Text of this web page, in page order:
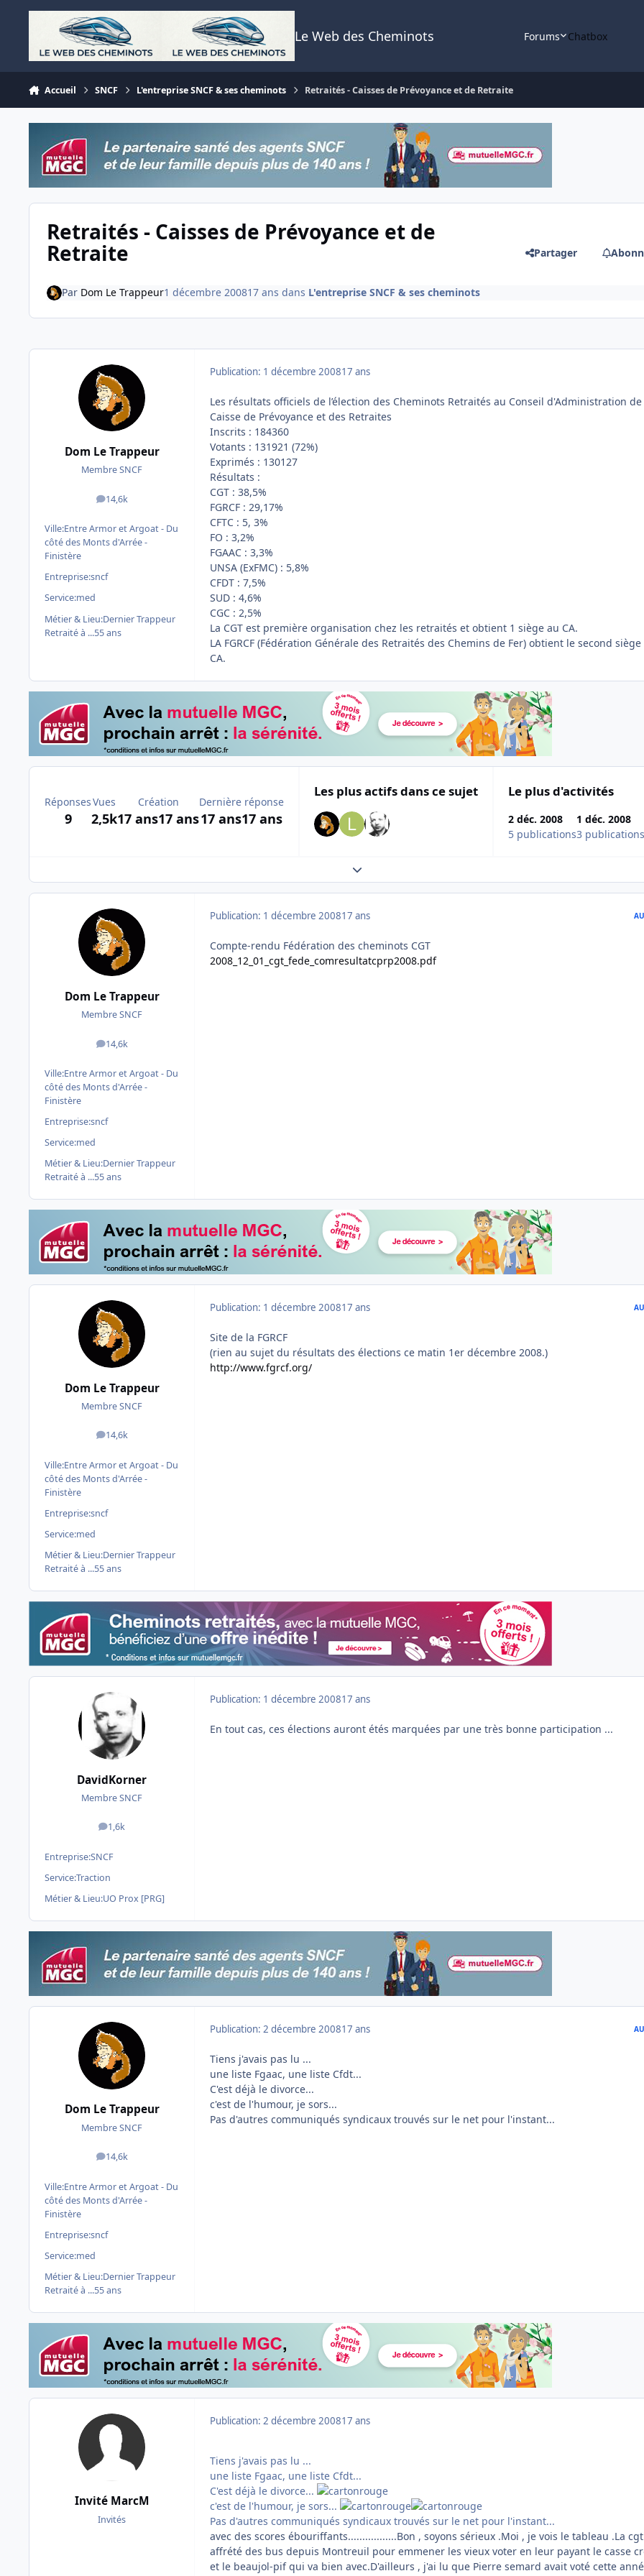
Aller au contenu
Le Web des Cheminots Forums Chatbox
Accueil SNCF L'entreprise SNCF & ses cheminots Retraités - Caisses de Prévoyance et de Retraite
Retraités - Caisses de Prévoyance et de
Retraite Partager
Par Dom Le Trappeur1 décembre 200817 ans dans L'entreprise SNCF & ses cheminots
Dom Le Trappeur
Membre SNCF
14,6k
messages
Ville:Entre Armor et Argoat - Du
côté des Monts d'Arrée -
Finistère
Entreprise:sncf
Service:med
Métier & Lieu:Dernier Trappeur
Retraité à ...55 ans
Publication: 1 décembre 200817 ans
Les résultats officiels de l’élection des Cheminots Retraités au Conseil d'Administration
Caisse de Prévoyance et des Retraites
Inscrits : 184360
Votants : 131921 (72%)
Exprimés : 130127
Résultats :
CGT : 38,5%
FGRCF : 29,17%
CFTC : 5, 3%
FO : 3,2%
FGAAC : 3,3%
UNSA (ExFMC) : 5,8%
CFDT : 7,5%
SUD : 4,6%
CGC : 2,5%
La CGT est première organisation chez les retraités et obtient 1 siège au CA.
LA FGRCF (Fédération Générale des Retraités des Chemins de Fer) obtient le second siège
CA.
Réponses
9
Vues
2,5k
Création
17 ans17 ans
Dernière réponse
17 ans17 ans
Les plus actifs dans ce sujet Le plus d'activités
2 déc. 2008
5 publications
1 déc. 2008
3 publications
Expand topic overview
Dom Le Trappeur
Membre SNCF
14,6k
messages
Ville:Entre Armor et Argoat - Du
côté des Monts d'Arrée -
Finistère
Entreprise:sncf
Service:med
Métier & Lieu:Dernier Trappeur
Retraité à ...55 ans
Publication: 1 décembre 200817 ans
Compte-rendu Fédération des cheminots CGT
2008_12_01_cgt_fede_comresultatcprp2008.pdf
Dom Le Trappeur
Membre SNCF
14,6k
messages
Ville:Entre Armor et Argoat - Du
côté des Monts d'Arrée -
Finistère
Entreprise:sncf
Service:med
Métier & Lieu:Dernier Trappeur
Retraité à ...55 ans
Publication: 1 décembre 200817 ans
Site de la FGRCF
(rien au sujet du résultats des élections ce matin 1er décembre 2008.)
http://www.fgrcf.org/
DavidKorner
Membre SNCF
1,6k
messages
Entreprise:SNCF
Service:Traction
Métier & Lieu:UO Prox [PRG]
Publication: 1 décembre 200817 ans
En tout cas, ces élections auront étés marquées par une très bonne participation ...
Dom Le Trappeur
Membre SNCF
14,6k
messages
Ville:Entre Armor et Argoat - Du
côté des Monts d'Arrée -
Finistère
Entreprise:sncf
Service:med
Métier & Lieu:Dernier Trappeur
Retraité à ...55 ans
Publication: 2 décembre 200817 ans
Tiens j'avais pas lu ...
une liste Fgaac, une liste Cfdt...
C'est déjà le divorce...
c'est de l'humour, je sors...
Pas d'autres communiqués syndicaux trouvés sur le net pour l'instant...
Invité MarcM
Invités
Publication: 2 décembre 200817 ans
Tiens j'avais pas lu ...
une liste Fgaac, une liste Cfdt...
C'est déjà le divorce...
c'est de l'humour, je sors...
Pas d'autres communiqués syndicaux trouvés sur le net pour l'instant...
avec des scores ébouriffants.................Bon , soyons sérieux .Moi , je vois le tableau .La
affrété des bus depuis Montreuil pour emmener les vieux voter en leur payant le casse
et le beaujol-pif qui va bien avec.D'ailleurs , j'ai lu que Pierre semard avait voté cette